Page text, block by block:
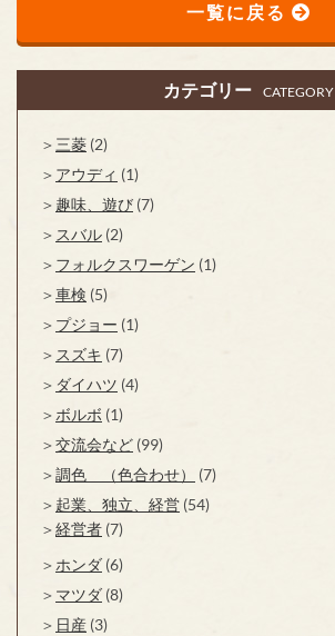
一覧に戻る
カテゴリー CATEGORY
三菱 (2)
アウディ (1)
趣味、遊び (7)
スバル (2)
フォルクスワーゲン (1)
車検 (5)
プジョー (1)
スズキ (7)
ダイハツ (4)
ボルボ (1)
交流会など (99)
調色 （色合わせ）
(7)
起業、独立、経営 (54)
経営者 (7)
ホンダ (6)
マツダ (8)
日産 (3)